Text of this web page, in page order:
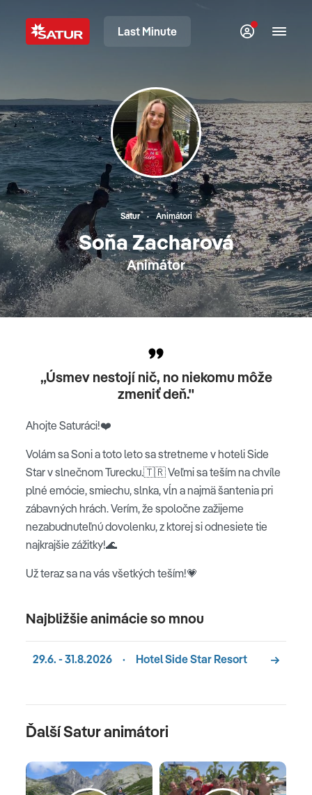
Last Minute
Satur Animátori
Soňa Zacharová
Animátor
„Úsmev nestojí nič, no niekomu môže
zmeniť deň."
Ahojte Saturáci!❤️
Volám sa Soni a toto leto sa stretneme v hoteli Side
Star v slnečnom Turecku.🇹🇷 Veľmi sa teším na chvíle
plné emócie, smiechu, slnka, vĺn a najmä šantenia pri
zábavných hrách. Verím, že spoločne zažijeme
nezabudnuteľnú dovolenku, z ktorej si odnesiete tie
najkrajšie zážitky!🌊
Už teraz sa na vás všetkých teším!💗
Najbližšie animácie so mnou
29.6. - 31.8.2026 · Hotel Side Star Resort
Ďalší Satur animátori